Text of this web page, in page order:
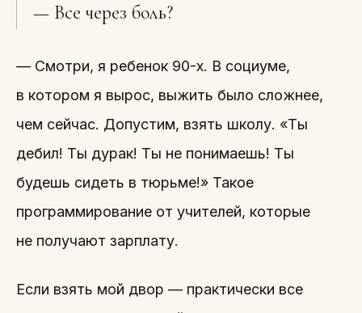
— Все через боль?
— Смотри, я ребенок 90-х. В социуме,
в котором я вырос, выжить было сложнее,
чем сейчас. Допустим, взять школу. «Ты
дебил! Ты дурак! Ты не понимаешь! Ты
будешь сидеть в тюрьме!» Такое
программирование от учителей, которые
не получают зарплату.
Если взять мой двор — практически все